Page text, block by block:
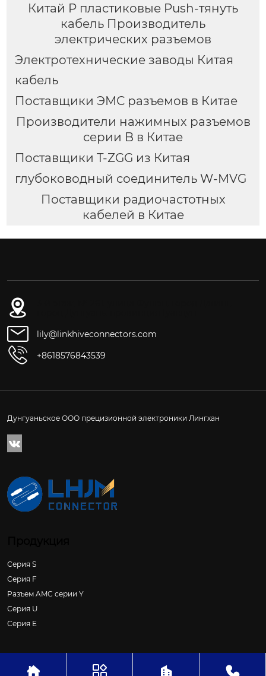
Китай P пластиковые Push-тянуть
кабель Производитель
электрических разъемов
Электротехнические заводы Китая
кабель
Поставщики ЭМС разъемов в Китае
Производители нажимных разъемов
серии B в Китае
Поставщики T-ZGG из Китая
глубоководный соединитель W-MVG
Поставщики радиочастотных
кабелей в Китае
lily@linkhiveconnectors.com
+8618576843539
Дунгуаньское ООО прецизионной электроники Лингхан

Серия S
Серия F
Разъем AMC серии Y
Серия U
Серия E
Авторское право ©Дунгуаньское ООО прецизионной электроники
   